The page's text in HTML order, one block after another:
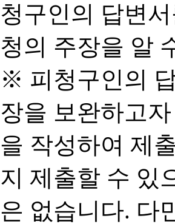
청구인의 답변
청의 주장을 알
※ 피청구인의
장을 보완하고
을 작성하여 제
지 제출할 수 있
은 없습니다. 다